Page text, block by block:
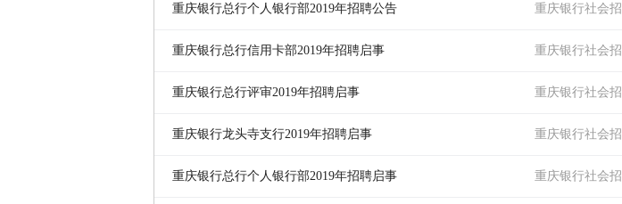
聘
重庆银行总行个人银行部2019年招聘公告 重庆银行社会招
聘
重庆银行总行信用卡部2019年招聘启事 重庆银行社会招
聘
重庆银行总行评审2019年招聘启事 重庆银行社会招
聘
重庆银行龙头寺支行2019年招聘启事 重庆银行社会招
聘
重庆银行总行个人银行部2019年招聘启事 重庆银行社会招